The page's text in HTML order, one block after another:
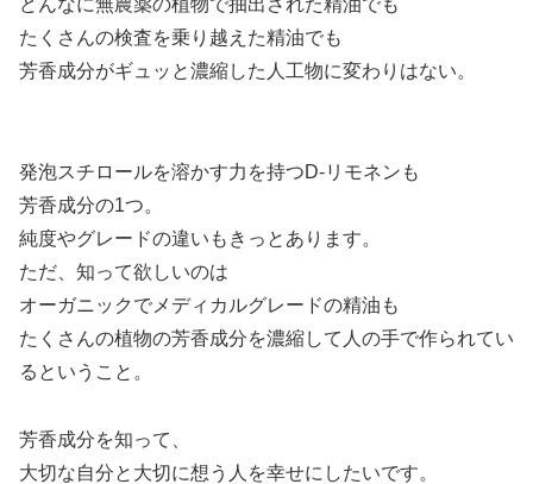
どんなに無農薬の植物で抽出された精油でも
たくさんの検査を乗り越えた精油でも
芳香成分がギュッと濃縮した人工物に変わりはない。
発泡スチロールを溶かす力を持つD-リモネンも
芳香成分の1つ。
純度やグレードの違いもきっとあります。
ただ、知って欲しいのは
オーガニックでメディカルグレードの精油も
たくさんの植物の芳香成分を濃縮して人の手で作られてい
るということ。
芳香成分を知って、
大切な自分と大切に想う人を幸せにしたいです。